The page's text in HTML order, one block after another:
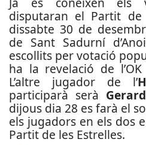
disputaran el Partit de
dissabte 30 de
de Sant Sadurní
escollits per votació
ha la revelació de l’OK
L’altre jugador de l’
participarà serà
dijous dia 28 es farà el
els jugadors en els dos
Partit de les Estrelles.